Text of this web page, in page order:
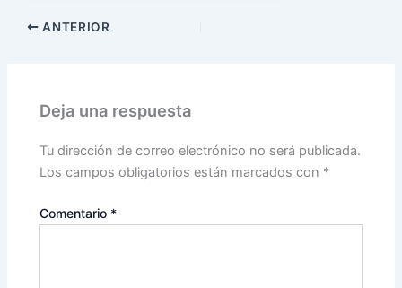
ANTERIOR
Deja una respuesta
Tu dirección de correo electrónico no será publicada.
Los campos obligatorios están marcados con *
Comentario *